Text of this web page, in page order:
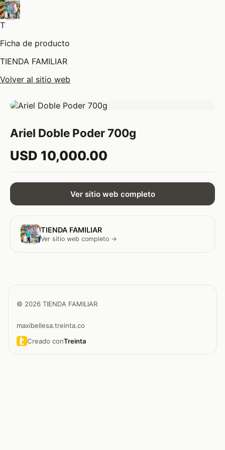
T
Ficha de producto
TIENDA FAMILIAR
Volver al sitio web
Ariel Doble Poder 700g
USD 10,000.00
Ver sitio web completo
TIENDA FAMILIAR
Ver sitio web completo →
© 2026 TIENDA FAMILIAR
maxibellesa.treinta.co
Creado conTreinta